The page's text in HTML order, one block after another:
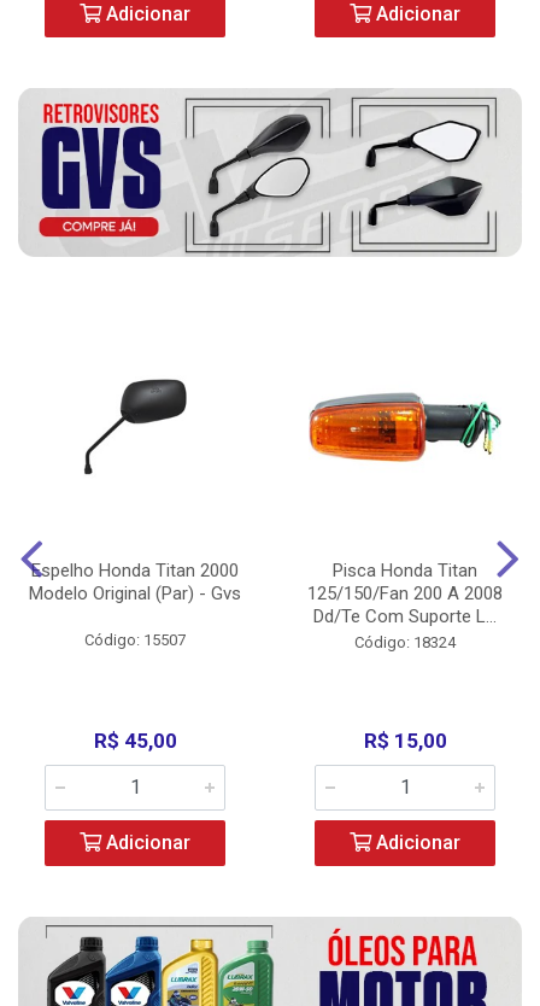
Adicionar Adicionar
Espelho Honda Titan 2000
Modelo Original (Par) - Gvs
Código: 15507
R$ 45,00
Adicionar
Pisca Honda Titan
125/150/Fan 200 A 2008
Dd/Te Com Suporte L...
Código: 18324
R$ 15,00
Adicionar